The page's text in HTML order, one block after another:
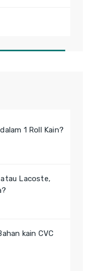
1 Roll Kain?
atau Lacoste,
kain CVC